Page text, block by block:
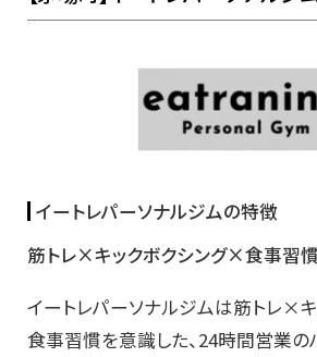
イートレパーソナルジムの特徴
筋トレ×キックボクシング×食事習
イートレパーソナルジムは筋トレ×
食事習慣を意識した、24時間営業の